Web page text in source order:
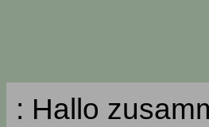
: Hallo